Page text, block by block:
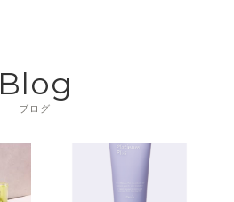
Blog
ブログ